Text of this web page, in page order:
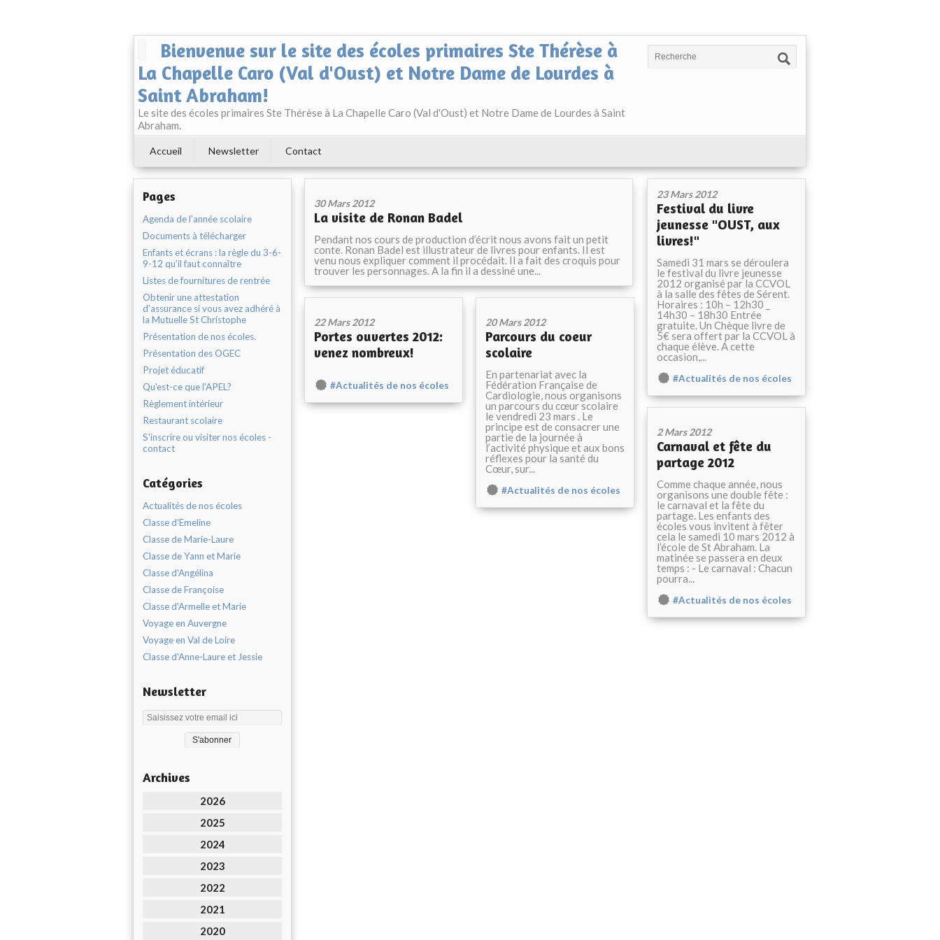
Bienvenue sur le site des écoles primaires Ste Thérèse à
La Chapelle Caro (Val d'Oust) et Notre Dame de Lourdes à
Saint Abraham!
Le site des écoles primaires Ste Thérèse à La Chapelle Caro (Val d'Oust) et Notre Dame de Lourdes à Saint
Abraham.
Accueil Newsletter Contact
Pages
Agenda de l'année scolaire
Documents à télécharger
Enfants et écrans : la règle du 3-6-
9-12 qu’il faut connaître
Listes de fournitures de rentrée
Obtenir une attestation
d'assurance si vous avez adhéré à
la Mutuelle St Christophe
Présentation de nos écoles.
Présentation des OGEC
Projet éducatif
Qu'est-ce que l'APEL?
Règlement intérieur
Restaurant scolaire
S'inscrire ou visiter nos écoles -
contact
Catégories
Actualités de nos écoles
Classe d'Emeline
Classe de Marie-Laure
Classe de Yann et Marie
Classe d'Angélina
Classe de Françoise
Classe d'Armelle et Marie
Voyage en Auvergne
Voyage en Val de Loire
Classe d'Anne-Laure et Jessie
Newsletter
Archives
2026
2025
2024
2023
2022
2021
2020
30 Mars 2012
La visite de Ronan Badel
Pendant nos cours de production d’écrit nous avons fait un petit
conte. Ronan Badel est illustrateur de livres pour enfants. Il est
venu nous expliquer comment il procédait. Il a fait des croquis pour
trouver les personnages. A la fin il a dessiné une...
23 Mars 2012
Festival du livre
jeunesse "OUST, aux
livres!"
Samedi 31 mars se déroulera
le festival du livre jeunesse
2012 organisé par la CCVOL
à la salle des fêtes de Sérent.
Horaires : 10h – 12h30 _
14h30 – 18h30 Entrée
gratuite. Un Chèque livre de
5€ sera offert par la CCVOL à
chaque élève. A cette
occasion,...
#Actualités de nos écoles
22 Mars 2012
Portes ouvertes 2012:
venez nombreux!
#Actualités de nos écoles
20 Mars 2012
Parcours du coeur
scolaire
En partenariat avec la
Fédération Française de
Cardiologie, nous organisons
un parcours du cœur scolaire
le vendredi 23 mars . Le
principe est de consacrer une
partie de la journée à
l’activité physique et aux bons
réflexes pour la santé du
Cœur, sur...
#Actualités de nos écoles
2 Mars 2012
Carnaval et fête du
partage 2012
Comme chaque année, nous
organisons une double fête :
le carnaval et la fête du
partage. Les enfants des
écoles vous invitent à fêter
cela le samedi 10 mars 2012 à
l’école de St Abraham. La
matinée se passera en deux
temps : - Le carnaval : Chacun
pourra...
#Actualités de nos écoles